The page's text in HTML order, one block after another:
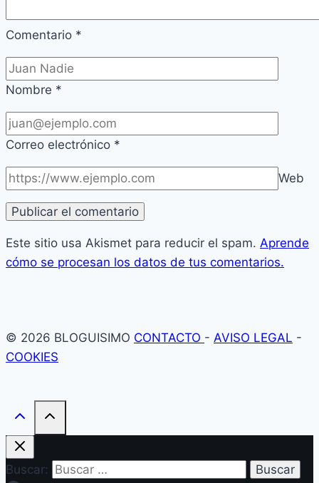
Comentario *
Nombre *
Correo electrónico *
Web
Este sitio usa Akismet para reducir el spam. Aprende
cómo se procesan los datos de tus comentarios.
© 2026 BLOGUISIMO CONTACTO - AVISO LEGAL -
COOKIES
Buscar: